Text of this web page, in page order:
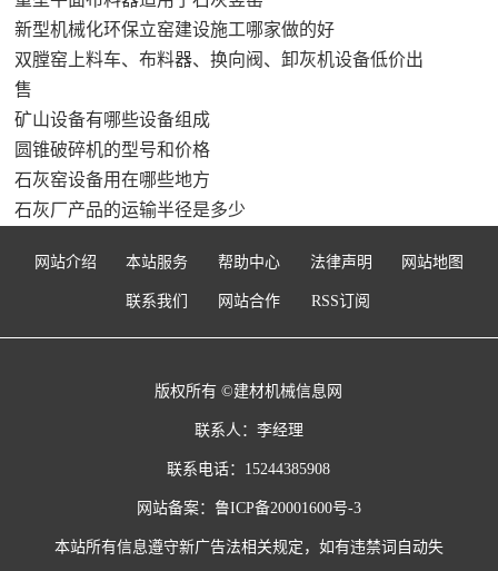
新型机械化环保立窑建设施工哪家做的好
双膛窑上料车、布料器、换向阀、卸灰机设备低价出
售
矿山设备有哪些设备组成
圆锥破碎机的型号和价格
石灰窑设备用在哪些地方
石灰厂产品的运输半径是多少
网站介绍 本站服务 帮助中心 法律声明 网站地图
联系我们 网站合作 RSS订阅
版权所有 ©建材机械信息网
联系人：李经理
联系电话：15244385908
网站备案： 鲁ICP备20001600号-3
本站所有信息遵守新广告法相关规定，如有违禁词自动失